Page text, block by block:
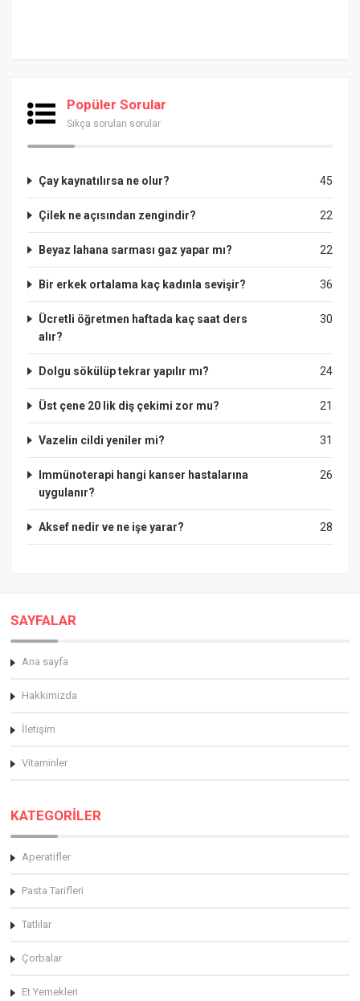
Popüler Sorular
Sıkça sorulan sorular
45
Çay kaynatılırsa ne olur?
22
Çilek ne açısından zengindir?
22
Beyaz lahana sarması gaz yapar mı?
36
Bir erkek ortalama kaç kadınla sevişir?
30
Ücretli öğretmen haftada kaç saat ders
alır?
24
Dolgu sökülüp tekrar yapılır mı?
21
Üst çene 20 lik diş çekimi zor mu?
31
Vazelin cildi yeniler mi?
26
Immünoterapi hangi kanser hastalarına
uygulanır?
28
Aksef nedir ve ne işe yarar?
SAYFALAR
Ana sayfa
Hakkimizda
İletişim
Vitaminler
KATEGORİLER
Aperatifler
Pasta Tarifleri
Tatlılar
Çorbalar
Et Yemekleri